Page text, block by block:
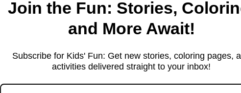
information. Our
in different
Kids’ products,
and more.
Join the Fun: Stories,
and More Await!
Subscribe for Kids' Fun: Get new stories, coloring pages,
activities delivered straight to your inbox!